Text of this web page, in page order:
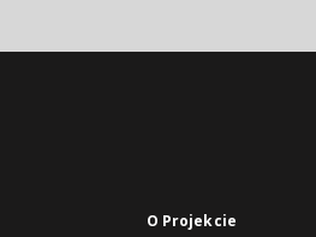
O Projekcie